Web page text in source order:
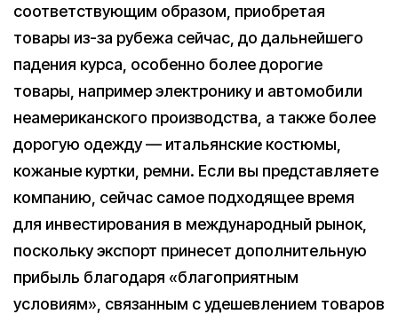
соответствующим образом, приобретая
товары из-за рубежа сейчас, до дальнейшего
падения курса, особенно более дорогие
товары, например электронику и автомобили
неамериканского производства, а также более
дорогую одежду — итальянские костюмы,
кожаные куртки, ремни. Если вы представляете
компанию, сейчас самое подходящее время
для инвестирования в международный рынок,
поскольку экспорт принесет дополнительную
прибыль благодаря «благоприятным
условиям», связанным с удешевлением товаров